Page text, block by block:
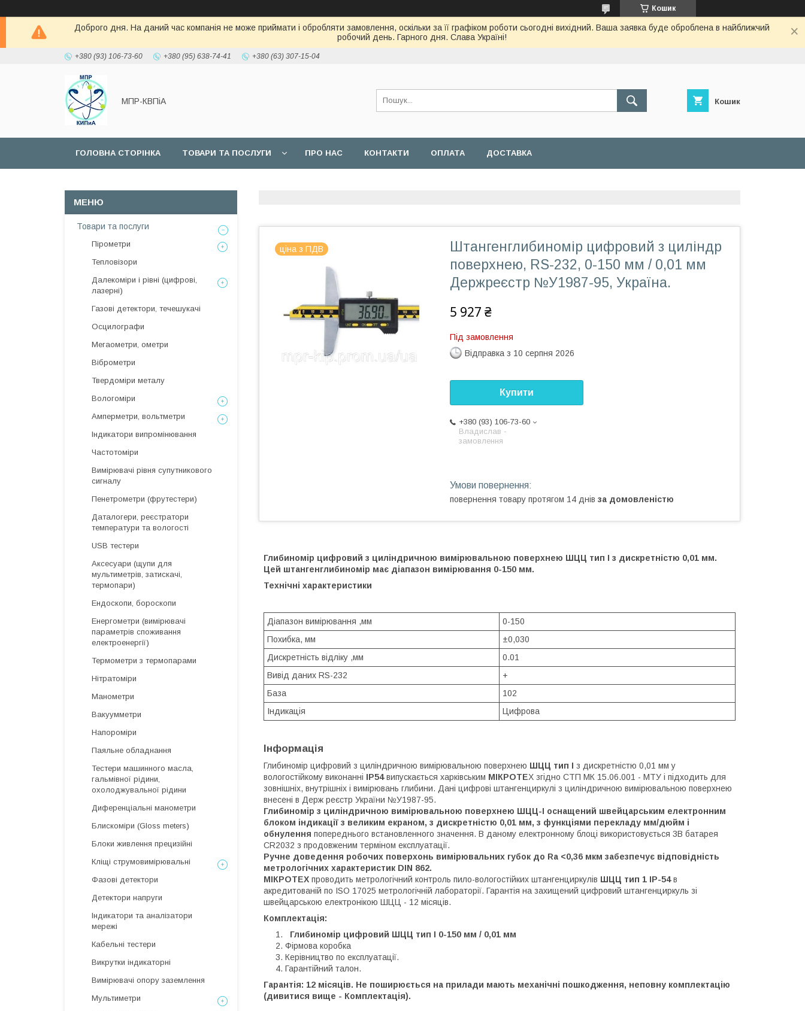
Кошик
Доброго дня. На даний час компанія не може приймати і обробляти замовлення, оскільки за її графіком роботи сьогодні вихідний. Ваша заявка буде оброблена в найближчий
робочий день. Гарного дня. Слава Україні!
+380 (93) 106-73-60 +380 (95) 638-74-41 +380 (63) 307-15-04
МПР-КВПіА Кошик
ГОЛОВНА СТОРІНКА ТОВАРИ ТА ПОСЛУГИ ПРО НАС КОНТАКТИ ОПЛАТА ДОСТАВКА
ціна з ПДВ
Штангенглибиномір цифровий з циліндр
поверхнею, RS-232, 0-150 мм / 0,01 мм
Держреєстр №У1987-95, Україна.
5 927 ₴
Під замовлення
Відправка з 10 серпня 2026
Купити
+380 (93) 106-73-60
Владислав -
замовлення
повернення товару протягом 14 днів за домовленістю
Глибиномір цифровий з циліндричною вимірювальною поверхнею ШЦЦ тип I з дискретністю 0,01 мм.
Цей штангенглибиномір має діапазон вимірювання 0-150 мм.
Технічні характеристики
Діапазон вимірювання ,мм
0-150
Похибка, мм
±0,030
Дискретність відліку ,мм
0.01
Вивід даних RS-232
+
База
102
Індикація
Цифрова
Інформація
Глибиномір цифровий з циліндричною вимірювальною поверхнею ШЦЦ тип I з дискретністю 0,01 мм у
вологостійкому виконанні IP54випускається харківським МІКРОТЕХ згідно СТП МК 15.06.001 - МТУ і підходить для
зовнішніх, внутрішніх і вимірювань глибини. Дані цифрові штангенциркулі з циліндричною вимірювальною поверхнею
внесені в Держ реєстр України №У1987-95.
Глибиномір з циліндричною вимірювальною поверхнею ШЦЦ-I оснащений швейцарським електронним
блоком індикації з великим екраном, з дискретністю 0,01 мм, з функціями перекладу мм/дюйм і
обнулення попереднього встановленного значення. В даному електронному блоці використовується 3В батарея
CR2032 з продовженим терміном експлуатації.
Ручне доведення робочих поверхонь вимірювальних губок до Ra <0,36 мкм забезпечує відповідність
метрологічних характеристик DIN 862.
МІКРОТЕХ проводить метрологічний контроль пило-вологостійких штангенциркулів ШЦЦ тип 1 IP-54в
акредитованій по ISO 17025 метрологічній лабораторії. Гарантія на захищений цифровий штангенциркуль зі
швейцарською електронікою ШЦЦ - 12 місяців.
Комплектація:
Глибиномір цифровий ШЦЦ тип I 0-150 мм / 0,01 мм
Фірмова коробка
Керівництво по експлуатації.
Гарантійний талон.
Гарантія: 12 місяців. Не поширюється на прилади мають механічні пошкодження, неповну комплектацію
(дивитися вище - Комплектація).
Товари та послуги
Пірометри
Тепловізори
Далекоміри і рівні (цифрові,
лазерні)
Газові детектори, течешукачі
Осцилографи
Мегаометри, ометри
Віброметри
Твердоміри металу
Вологоміри
Амперметри, вольтметри
Індикатори випромінювання
Частотоміри
Вимірювачі рівня супутникового
сигналу
Пенетрометри (фрутестери)
Даталогери, реєстратори
температури та вологості
USB тестери
Аксесуари (щупи для
мультиметрів, затискачі,
термопари)
Ендоскопи, бороскопи
Енергометри (вимірювачі
параметрів споживання
електроенергії)
Термометри з термопарами
Нітратоміри
Манометри
Вакуумметри
Напороміри
Паяльне обладнання
Тестери машинного масла,
гальмівної рідини,
охолоджувальної рідини
Диференціальні манометри
Блискоміри (Gloss meters)
Блоки живлення прецизійні
Кліщі струмовимірювальні
Фазові детектори
Детектори напруги
Індикатори та аналізатори
мережі
Кабельні тестери
Викрутки індикаторні
Вимірювачі опору заземлення
Мультиметри